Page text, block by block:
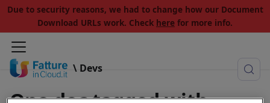
Due to security reasons, we had to change how our Document
Download URLs work. Check here for more info.
\ Devs